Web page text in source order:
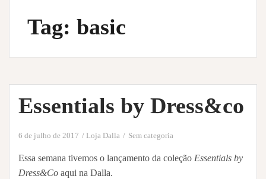
Tag: basic
Essentials by Dress&co
6 de julho de 2017 Loja Dalla Sem categoria
Essa semana tivemos o lançamento da coleção Essentials by
Dress&Co aqui na Dalla.